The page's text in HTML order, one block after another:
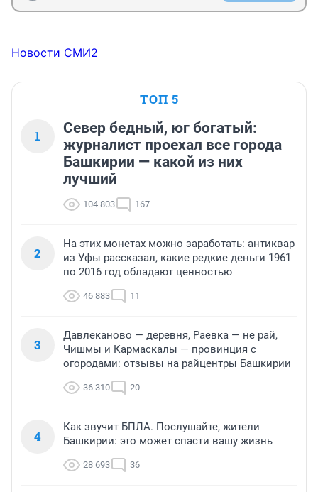
Новости СМИ2
ТОП 5
1
Север бедный, юг богатый:
журналист проехал все города
Башкирии — какой из них
лучший
104 803 167
2
На этих монетах можно заработать: антиквар
из Уфы рассказал, какие редкие деньги 1961
по 2016 год обладают ценностью
46 883 11
3
Давлеканово — деревня, Раевка — не рай,
Чишмы и Кармаскалы — провинция с
огородами: отзывы на райцентры Башкирии
36 310 20
4
Как звучит БПЛА. Послушайте, жители
Башкирии: это может спасти вашу жизнь
28 693 36